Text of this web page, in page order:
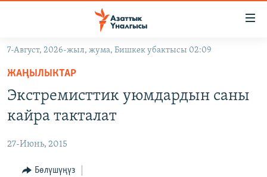
Навигацияга
өтүңүз
Издөөгө
салыңызКЫРГЫЗСТАН
ЭКОНОМИКА
МАДАНИЯТ
ДҮЙНӨ
БОРБОР АЗИЯ
УКРАИНА
АТАЙЫН ИЛИКТӨӨ
ТВ ПРОГРАММАЛАР
7-Август, 2026-жыл, жума, Бишкек убактысы 02:09
ЖАҢЫЛЫКТАР
Экстремисттик уюмдардын саны
кайра такталат
27-Июнь, 2015
Бөлүшүңүз